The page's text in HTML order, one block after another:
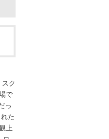
ク
で
っ
た
上